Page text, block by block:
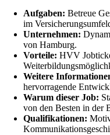
Aufgaben: Betreue
im
Unternehmen:
von Hamburg.
Vorteile: HVV
Weitere
hervorragende
Warum dieser Job:
von den Besten in der
Qualifikationen: